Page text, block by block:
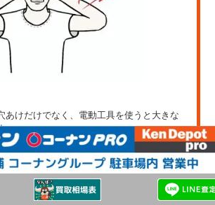
あけだけでなく、電動工具を使うと大きな
。
いない人は、耳栓や消音ヘッドフォンを装
とをおすすめします。また、大きな騒音は
に発展しやすいので、作業時間や環境を工